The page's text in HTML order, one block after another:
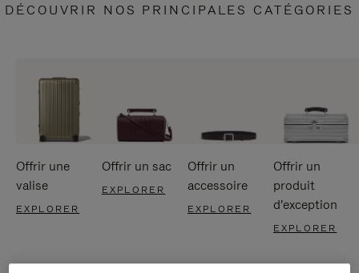
DÉCOUVRIR NOS PRINCIPALES CATÉGORIES
Offrir une
valise
EXPLORER
Offrir un sac
EXPLORER
Offrir un
accessoire
EXPLORER
Offrir un
produit
d'exception
EXPLORER